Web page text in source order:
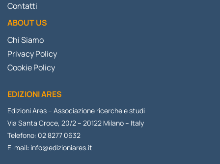
Contatti
ABOUT US
Chi Siamo
Privacy Policy
Cookie Policy
EDIZIONI ARES
Edizioni Ares – Associazione ricerche e studi
Via Santa Croce, 20/2 – 20122 Milano – Italy
Telefono: 02 8277 0632
E-mail: info@edizioniares.it